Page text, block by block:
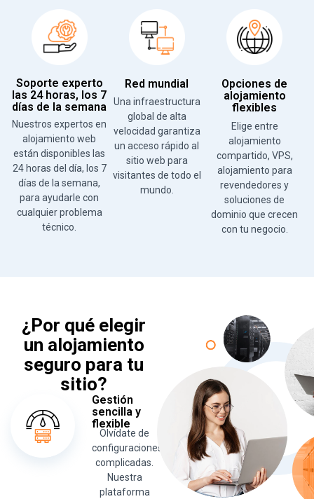
Soporte experto
las 24 horas, los 7
días de la semana
Nuestros expertos en
alojamiento web
están disponibles las
24 horas del día, los 7
días de la semana,
para ayudarle con
cualquier problema
técnico.
Red mundial
Una infraestructura
global de alta
velocidad garantiza
un acceso rápido al
sitio web para
visitantes de todo el
mundo.
Opciones de
alojamiento
flexibles
Elige entre
alojamiento
compartido, VPS,
alojamiento para
revendedores y
soluciones de
dominio que crecen
con tu negocio.
¿Por qué elegir
un alojamiento
seguro para tu
sitio?
Gestión
sencilla y
flexible
Olvídate de
configuraciones
complicadas.
Nuestra
plataforma